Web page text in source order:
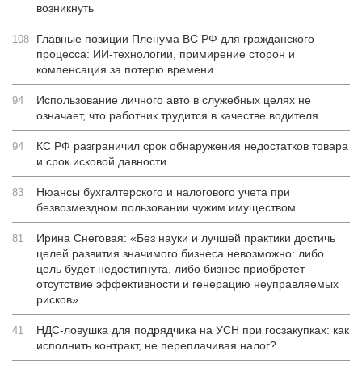
возникнуть
108
Главные позиции Пленума ВС РФ для гражданского
процесса: ИИ-технологии, примирение сторон и
компенсация за потерю времени
94
Использование личного авто в служебных целях не
означает, что работник трудится в качестве водителя
94
КС РФ разграничил срок обнаружения недостатков товара
и срок исковой давности
83
Нюансы бухгалтерского и налогового учета при
безвозмездном пользовании чужим имуществом
81
Ирина Снеговая: «Без науки и лучшей практики достичь
целей развития значимого бизнеса невозможно: либо
цель будет недостигнута, либо бизнес приобретет
отсутствие эффективности и генерацию неуправляемых
рисков»
41
НДС-ловушка для подрядчика на УСН при госзакупках: как
исполнить контракт, не переплачивая налог?